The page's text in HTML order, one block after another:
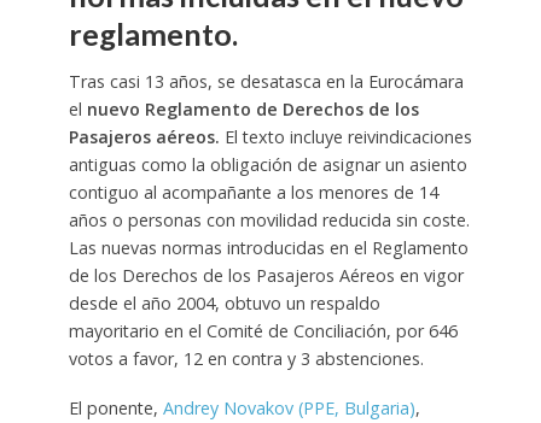
reglamento.
Tras casi 13 años, se desatasca en la Eurocámara
el nuevo Reglamento de Derechos de los
Pasajeros aéreos. El texto incluye reivindicaciones
antiguas como la obligación de asignar un asiento
contiguo al acompañante a los menores de 14
años o personas con movilidad reducida sin coste.
Las nuevas normas introducidas en el Reglamento
de los Derechos de los Pasajeros Aéreos en vigor
desde el año 2004, obtuvo un respaldo
mayoritario en el Comité de Conciliación, por 646
votos a favor, 12 en contra y 3 abstenciones.
El ponente, Andrey Novakov (PPE, Bulgaria),